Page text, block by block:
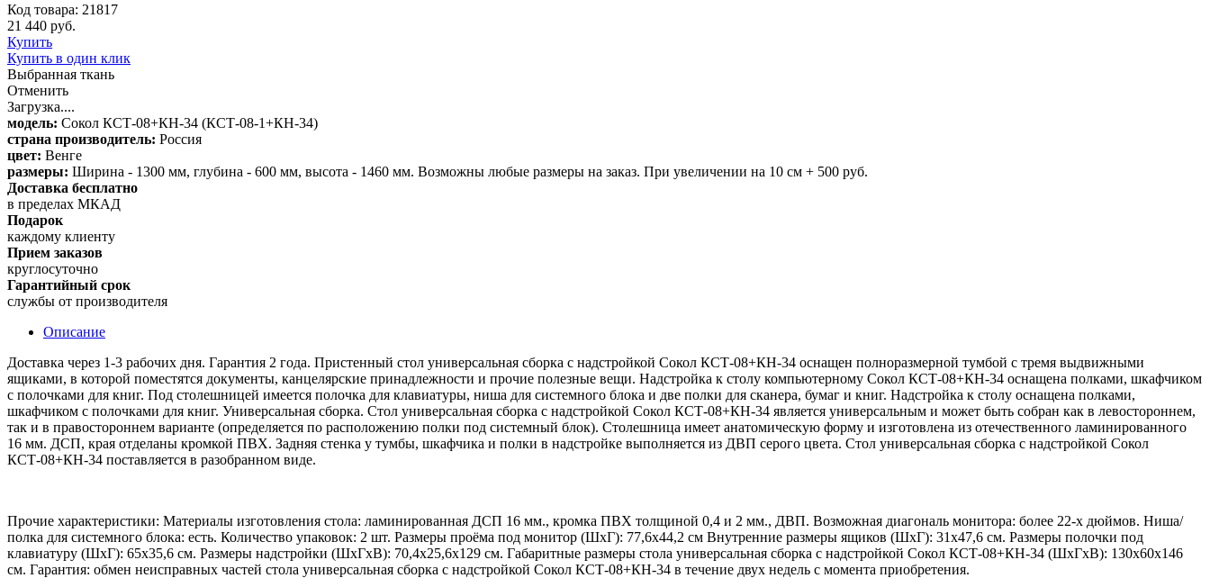
Код товара: 21817
21 440 руб.
Купить
Купить в один клик
Выбранная ткань
Отменить
Загрузка....
модель: Сокол КСТ-08+КН-34 (КСТ-08-1+КН-34)
страна производитель: Россия
цвет: Венге
размеры: Ширина - 1300 мм, глубина - 600 мм, высота - 1460 мм. Возможны любые размеры на заказ. При увеличении на 10 см + 500 руб.
Доставка бесплатно
в пределах МКАД
Подарок
каждому клиенту
Прием заказов
круглосуточно
Гарантийный срок
службы от производителя
Описание
Доставка через 1-3 рабочих дня. Гарантия 2 года. Пристенный стол универсальная сборка с надстройкой Сокол КСТ-08+КН-34 оснащен полноразмерной тумбой с тремя выдвижными
ящиками, в которой поместятся документы, канцелярские принадлежности и прочие полезные вещи. Надстройка к столу компьютерному Сокол КСТ-08+КН-34 оснащена полками, шкафчиком
с полочками для книг. Под столешницей имеется полочка для клавиатуры, ниша для системного блока и две полки для сканера, бумаг и книг. Надстройка к столу оснащена полками,
шкафчиком с полочками для книг. Универсальная сборка. Стол универсальная сборка с надстройкой Сокол КСТ-08+КН-34 является универсальным и может быть собран как в левостороннем,
так и в правостороннем варианте (определяется по расположению полки под системный блок). Столешница имеет анатомическую форму и изготовлена из отечественного ламинированного
16 мм. ДСП, края отделаны кромкой ПВХ. Задняя стенка у тумбы, шкафчика и полки в надстройке выполняется из ДВП серого цвета. Стол универсальная сборка с надстройкой Сокол
КСТ-08+КН-34 поставляется в разобранном виде.
Прочие характеристики: Материалы изготовления стола: ламинированная ДСП 16 мм., кромка ПВХ толщиной 0,4 и 2 мм., ДВП. Возможная диагональ монитора: более 22-х дюймов. Ниша/
полка для системного блока: есть. Количество упаковок: 2 шт. Размеры проёма под монитор (ШхГ): 77,6х44,2 см Внутренние размеры ящиков (ШхГ): 31х47,6 см. Размеры полочки под
клавиатуру (ШхГ): 65х35,6 см. Размеры надстройки (ШхГхВ): 70,4х25,6х129 см. Габаритные размеры стола универсальная сборка с надстройкой Сокол КСТ-08+КН-34 (ШхГхВ): 130х60х146
см. Гарантия: обмен неисправных частей стола универсальная сборка с надстройкой Сокол КСТ-08+КН-34 в течение двух недель с момента приобретения.